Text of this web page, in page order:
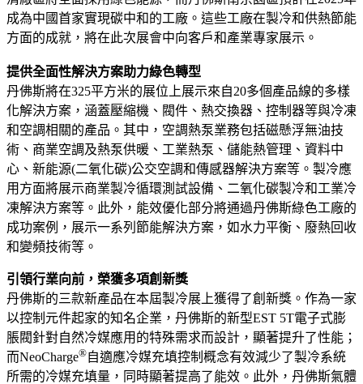
成為中國首家實現碳中和的工廠。這些工廠在製冷和供熱節能
方面的成就，將在此次展會中向客戶和產業專家展示。
提供全面性解決方案助力綠色轉型
丹佛斯將在325平方米的展位上展示來自20多個產品線的多樣
化解決方案，涵蓋壓縮機、閥件、熱交換器、控制器等與冷凍
和空調相關的產品。其中，空調熱泵業務包括磁懸浮無油技
術、商業空調及熱泵供暖、工業熱泵、儲能熱管理、資料中
心、新能源(二氧化碳)公交空調和傳感器解決方案等。製冷應
用方面將展示商業製冷循環測試設備、二氧化碳製冷和工業冷
凍解決方案等。此外，能效優化部分將通過丹佛斯綠色工廠的
成功案例，展示一系列節能解決方案，如水力平衡、廢熱回收
和變頻技術等。
引領行業向前，榮獲多項創新獎
丹佛斯的三款新產品在本屆製冷展上獲得了創新獎。作為一家
以控制元件起家的知名企業，丹佛斯的新型EST 5T電子式膨
脹閥針對自然冷媒應用的特殊需求而設計，顯著提升了性能；
而NeoCharge®自適應冷媒充填控制概念有效減少了製冷系統
所需的冷媒充填量，同時顯著提高了能效。此外，丹佛斯氣體